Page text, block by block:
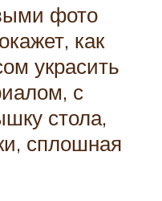
фото
как
украсить
с
стола,
сплошная